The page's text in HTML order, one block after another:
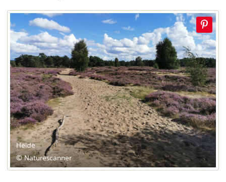
Heide
© Naturescanner